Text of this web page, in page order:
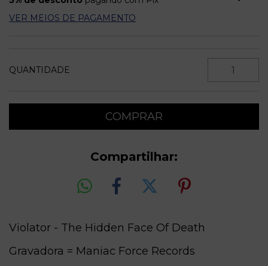
VER MEIOS DE PAGAMENTO
QUANTIDADE
Compartilhar:
Violator - The Hidden Face Of Death
Gravadora = Maniac Force Records